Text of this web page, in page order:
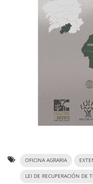
OFICINA AGRARIA
LEI DE RECUPERACIÓN DE